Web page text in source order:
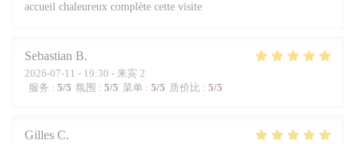
accueil chaleureux complète cette visite
Sebastian B
2026-07-11 - 19:30 - 来宾 2
服务 : 5/5 氛围 : 5/5 菜单 : 5/5 质价比 : 5/5
Gilles C